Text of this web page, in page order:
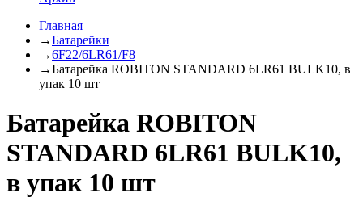
Главная
→Батарейки
→6F22/6LR61/F8
→Батарейка ROBITON STANDARD 6LR61 BULK10, в
упак 10 шт
Батарейка ROBITON
STANDARD 6LR61 BULK10,
в упак 10 шт